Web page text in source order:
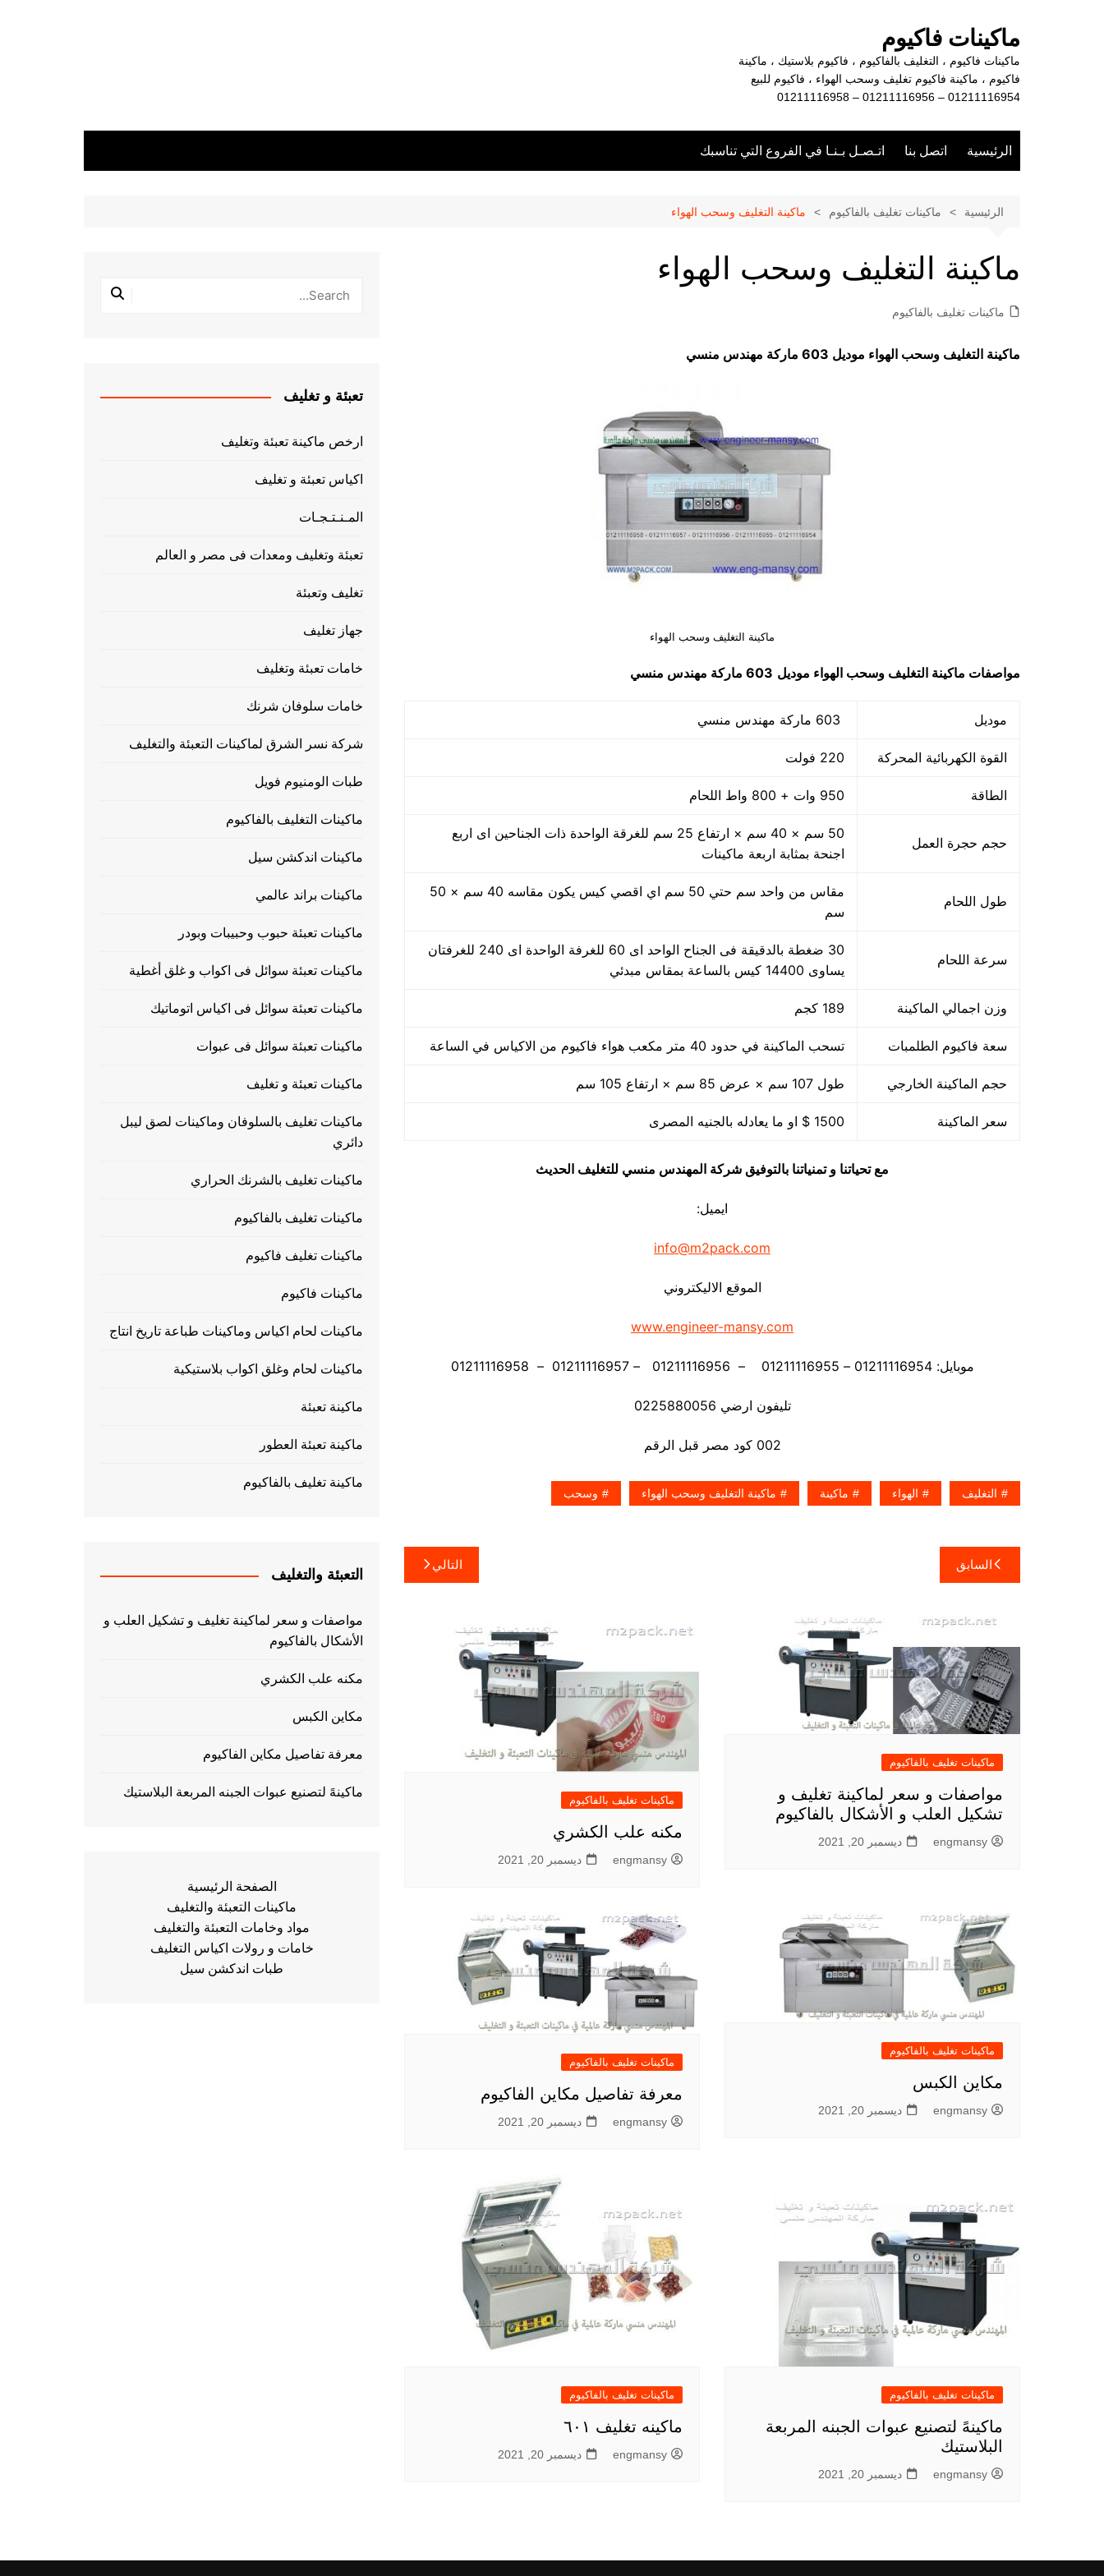
ماكينات فاكيوم
ماكينات فاكيوم ، التغليف بالفاكيوم ، فاكيوم بلاستيك ، ماكينة
فاكيوم ، ماكينة فاكيوم تغليف وسحب الهواء ، فاكيوم للبيع
01211116954 – 01211116956 – 01211116958
الرئيسية اتصل بنا اتـصـل بـنـا في الفروع التي تناسبك
الرئيسية ماكينات تغليف بالفاكيوم ماكينة التغليف وسحب الهواء
ماكينة التغليف وسحب الهواء
ماكينات تغليف بالفاكيوم
ماكينة التغليف وسحب الهواء موديل 603 ماركة مهندس منسي
ماكينة التغليف وسحب الهواء
مواصفات ماكينة التغليف وسحب الهواء موديل 603 ماركة مهندس منسي
موديل
القوة الكهربائية المحركة 220 فولت
الطاقة 950 وات + 800 واط اللحام
حجم حجرة العمل
50 سم × 40 سم × ارتفاع 25 سم للغرقة الواحدة ذات الجناحين اى اربع
اجنحة بمثابة اربعة ماكينات
طول اللحام
مقاس من واحد سم حتي 50 سم اي اقصي كيس يكون مقاسه 40 سم × 50
سم
سرعة اللحام
30 ضغطة بالدقيقة فى الجناح الواحد اى 60 للغرفة الواحدة اى 240 للغرفتان
يساوى 14400 كيس بالساعة بمقاس مبدئي
وزن اجمالي الماكينة 189 كجم
سعة فاكيوم الطلمبات تسحب الماكينة في حدود 40 متر مكعب هواء فاكيوم من الاكياس في الساعة
حجم الماكينة الخارجي طول 107 سم × عرض 85 سم × ارتفاع 105 سم
سعر الماكينة 1500 $ او ما يعادله بالجنيه المصرى
مع تحياتنا و تمنياتنا بالتوفيق شركة المهندس منسي للتغليف الحديث
ايميل:
info@m2pack.com
الموقع الاليكتروني
www.engineer-mansy.com
موبايل: 01211116954 – 01211116955 – 01211116956 – 01211116957 – 01211116958
تليفون ارضي 0225880056
002 كود مصر قبل الرقم
التغليف الهواء ماكينة ماكينة التغليف وسحب الهواء وسحب
تصفّح
المقالات
السابق التالي
ماكينات تغليف بالفاكيوم
مواصفات و سعر لماكينة تغليف و
تشكيل العلب و الأشكال بالفاكيوم
engmansy ديسمبر 20, 2021
ماكينات تغليف بالفاكيوم
مكنه علب الكشري
engmansy ديسمبر 20, 2021
ماكينات تغليف بالفاكيوم
مكاين الكبس
engmansy ديسمبر 20, 2021
ماكينات تغليف بالفاكيوم
معرفة تفاصيل مكاين الفاكيوم
engmansy ديسمبر 20, 2021
ماكينات تغليف بالفاكيوم
ماكينهً لتصنيع عبوات الجبنه المربعة
البلاستيك
engmansy ديسمبر 20, 2021
ماكينات تغليف بالفاكيوم
ماكينه تغليف ٦٠١
engmansy ديسمبر 20, 2021
تعبئة و تغليف
ارخص ماكينة تعبئة وتغليف
اكياس تعبئة و تغليف
المـنـتـجـات
تعبئة وتغليف ومعدات فى مصر و العالم
تغليف وتعبئة
جهاز تغليف
خامات تعبئة وتغليف
خامات سلوفان شرنك
شركة نسر الشرق لماكينات التعبئة والتغليف
طبات الومنيوم فويل
ماكينات التغليف بالفاكيوم
ماكينات اندكشن سيل
ماكينات براند عالمي
ماكينات تعبئة حبوب وحبيبات وبودر
ماكينات تعبئة سوائل فى اكواب و غلق أغطية
ماكينات تعبئة سوائل فى اكياس اتوماتيك
ماكينات تعبئة سوائل فى عبوات
ماكينات تعبئة و تغليف
ماكينات تغليف بالسلوفان وماكينات لصق ليبل
دائري
ماكينات تغليف بالشرنك الحراري
ماكينات تغليف بالفاكيوم
ماكينات تغليف فاكيوم
ماكينات فاكيوم
ماكينات لحام اكياس وماكينات طباعة تاريخ انتاج
ماكينات لحام وغلق اكواب بلاستيكية
ماكينة تعبئة
ماكينة تعبئة العطور
ماكينة تغليف بالفاكيوم
التعبئة والتغليف
مواصفات و سعر لماكينة تغليف و تشكيل العلب و
الأشكال بالفاكيوم
مكنه علب الكشري
مكاين الكبس
معرفة تفاصيل مكاين الفاكيوم
ماكينهً لتصنيع عبوات الجبنه المربعة البلاستيك
الصفحة الرئيسية
ماكينات التعبئة والتغليف
مواد وخامات التعبئة والتغليف
خامات و رولات اكياس التغليف
طبات اندكشن سيل